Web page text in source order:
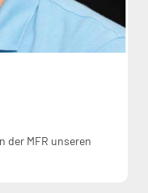
der MFR unseren